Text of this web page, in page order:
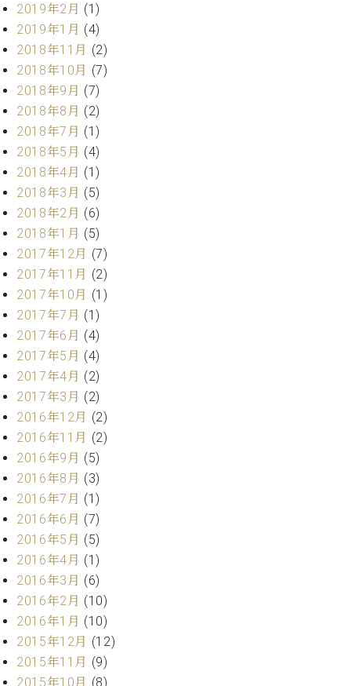
セ
ス
お
い
合
わ
せ
ア
ー
テ
ィ
ス
ト
カ
ス
タ
マ
ー
サ
ビ
ス
(
調
律
)
ア
フ
タ
サ
ー
ビ
ス
(調
律)
2019年2月 (1)
2019年1月 (4)
2018年11月 (2)
2018年10月 (7)
2018年9月 (7)
2018年8月 (2)
2018年7月 (1)
2018年5月 (4)
2018年4月 (1)
2018年3月 (5)
2018年2月 (6)
2018年1月 (5)
2017年12月 (7)
2017年11月 (2)
2017年10月 (1)
2017年7月 (1)
2017年6月 (4)
2017年5月 (4)
2017年4月 (2)
2017年3月 (2)
2016年12月 (2)
2016年11月 (2)
2016年9月 (5)
2016年8月 (3)
2016年7月 (1)
2016年6月 (7)
2016年5月 (5)
2016年4月 (1)
2016年3月 (6)
2016年2月 (10)
2016年1月 (10)
2015年12月 (12)
2015年11月 (9)
2015年10月 (8)